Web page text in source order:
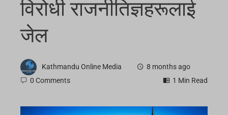
विरोधी राजनीतिज्ञहरूलाई
जेल
Kathmandu Online Media
8 months ago
0 Comments
1 Min Read